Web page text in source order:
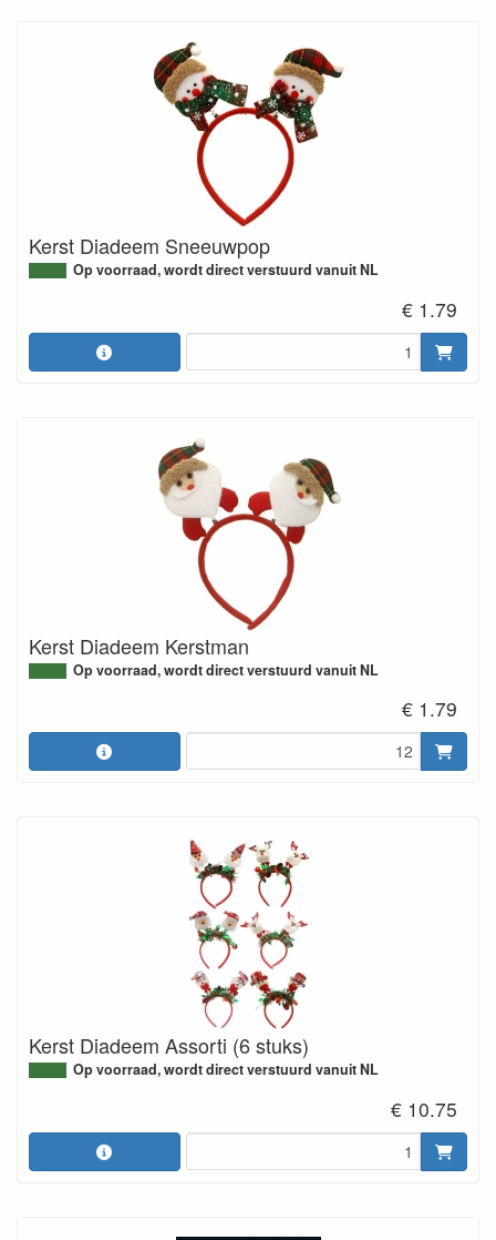
Kerst Diadeem Sneeuwpop
Op voorraad, wordt direct verstuurd vanuit NL
€ 1.79
Kerst Diadeem Kerstman
Op voorraad, wordt direct verstuurd vanuit NL
€ 1.79
Kerst Diadeem Assorti (6 stuks)
Op voorraad, wordt direct verstuurd vanuit NL
€ 10.75